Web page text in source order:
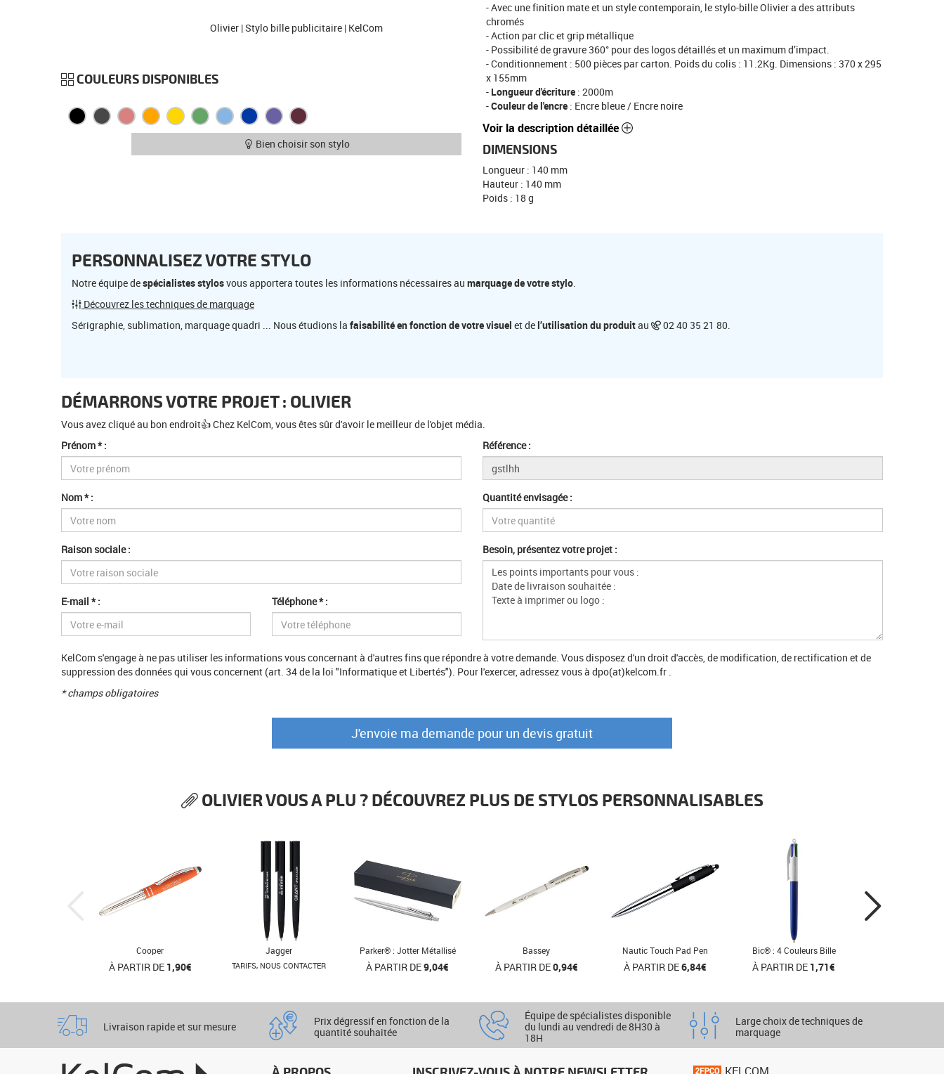
Olivier | Stylo bille publicitaire | KelCom
COULEURS DISPONIBLES
Bien choisir son stylo
Avec une finition mate et un style contemporain, le stylo-bille Olivier a des attributs
chromés
Action par clic et grip métallique
Possibilité de gravure 360° pour des logos détaillés et un maximum d’impact.
Conditionnement : 500 pièces par carton. Poids du colis : 11.2Kg. Dimensions : 370 x 295
x 155mm
Longueur d'écriture : 2000m
Couleur de l'encre : Encre bleue / Encre noire
Voir la description détaillée
DIMENSIONS
Longueur : 140 mm
Hauteur : 140 mm
Poids : 18 g
PERSONNALISEZ VOTRE STYLO
Notre équipe despécialistes stylosvous apportera toutes les informations nécessaires au marquage de votre stylo.
Découvrez les techniques de marquage
Sérigraphie, sublimation, marquage quadri ... Nous étudions la faisabilité en fonction de votre visuel et del’utilisation du produitau 02 40 35 21 80.
DÉMARRONS VOTRE PROJET : OLIVIER
Vous avez cliqué au bon endroit👍 Chez KelCom, vous êtes sûr d'avoir le meilleur de l'objet média.
Prénom * :
Nom * :
Raison sociale :
E-mail * : Téléphone * :
Référence :
Quantité envisagée :
Besoin, présentez votre projet :
KelCom s'engage à ne pas utiliser les informations vous concernant à d'autres fins que répondre à votre demande. Vous disposez d'un droit d'accès, de modification, de rectification et de
suppression des données qui vous concernent (art. 34 de la loi "Informatique et Libertés"). Pour l'exercer, adressez vous à dpo(at)kelcom.fr .
* champs obligatoires
OLIVIER VOUS A PLU ? DÉCOUVREZ PLUS DE STYLOS PERSONNALISABLES
Cooper
À PARTIR DE 1,90€
Jagger
TARIFS, NOUS CONTACTER
Parker® : Jotter Métallisé
À PARTIR DE9,04€
Bassey
À PARTIR DE0,94€
Nautic Touch Pad Pen
À PARTIR DE6,84€
Bic® : 4 Couleurs Bille
À PARTIR DE 1,71€
Livraison rapide et sur mesure
Prix dégressif en fonction de la
quantité souhaitée
Équipe de spécialistes disponible
du lundi au vendredi de 8H30 à
18H
Large choix de techniques de
marquage